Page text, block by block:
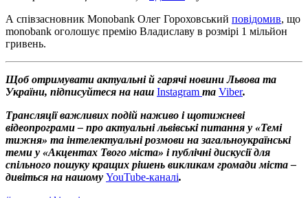
А співзасновник Monobank Олег Гороховський повідомив, що
monobank оголошує премію Владиславу в розмірі 1 мільйон
гривень.
Щоб отримувати актуальні й гарячі новини Львова та
України, підписуйтеся на наш Instagram та Viber.
Трансляції важливих подій наживо і щотижневі
відеопрограми – про актуальні львівські питання у «Темі
тижня» та інтелектуальні розмови на загальноукраїнські
теми у «Акцентах Твого міста» і публічні дискусії для
спільного пошуку кращих рішень викликам громади міста –
дивіться на нашому YouTube-каналі.